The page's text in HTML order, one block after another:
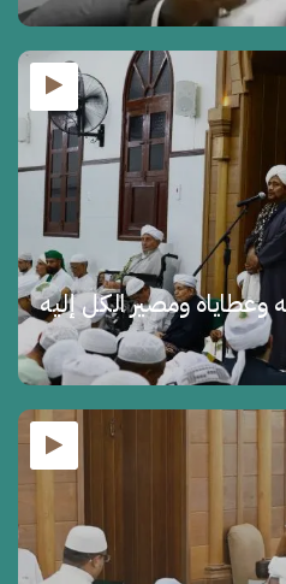
وعطاياه ومصير الكل إليه